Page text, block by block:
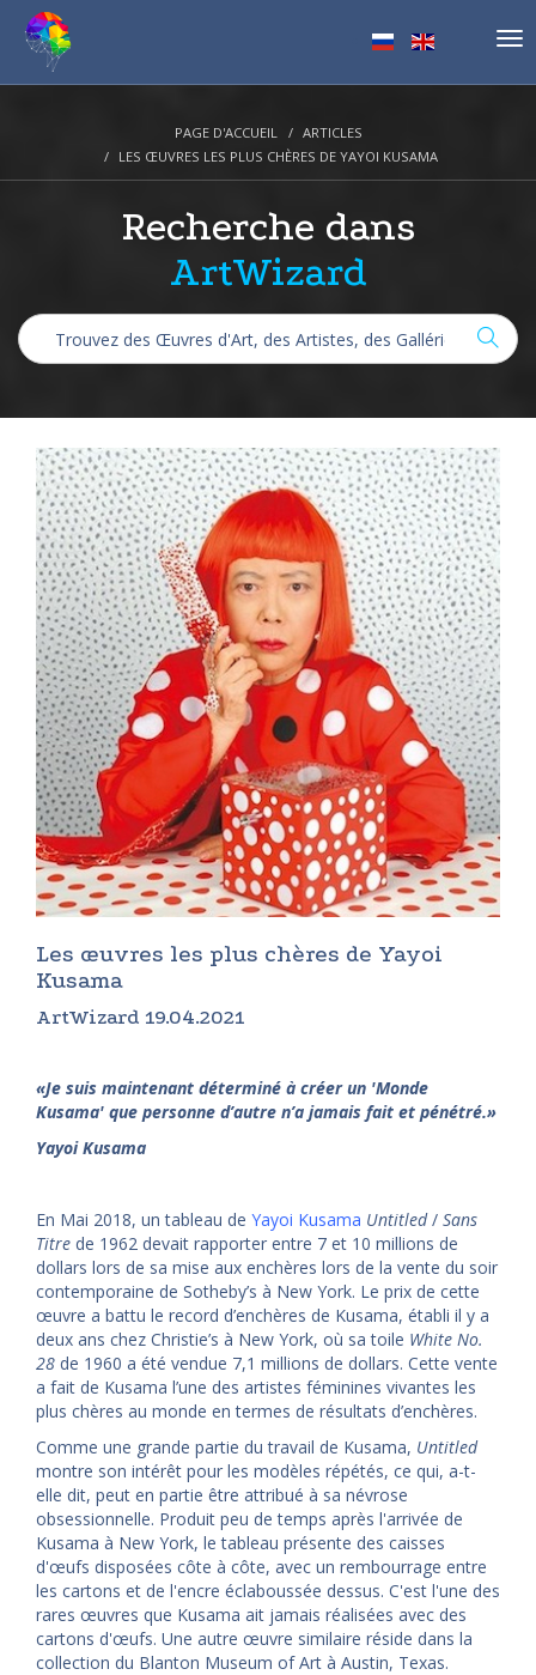
PAGE D'ACCUEIL
ARTICLES
LES ŒUVRES LES PLUS CHÈRES DE YAYOI KUSAMA
Recherche dans
ArtWizard
Les œuvres les plus chères de Yayoi
Kusama
ArtWizard 19.04.2021
«Je suis maintenant déterminé à créer un 'Monde
Kusama' que personne d’autre n’a jamais fait et pénétré.»
Yayoi Kusama
En Mai 2018, un tableau de Yayoi Kusama Untitled/ Sans
Titre de 1962 devait rapporter entre 7 et 10 millions de
dollars lors de sa mise aux enchères lors de la vente du soir
contemporaine de Sotheby’s à New York. Le prix de cette
œuvre a battu le record d’enchères de Kusama, établi il y a
deux ans chez Christie’s à New York, où sa toile White No.
28 de 1960 a été vendue 7,1 millions de dollars. Cette vente
a fait de Kusama l’une des artistes féminines vivantes les
plus chères au monde en termes de résultats d’enchères.
Comme une grande partie du travail de Kusama, Untitled
montre son intérêt pour les modèles répétés, ce qui, a-t-
elle dit, peut en partie être attribué à sa névrose
obsessionnelle. Produit peu de temps après l'arrivée de
Kusama à New York, le tableau présente des caisses
d'œufs disposées côte à côte, avec un rembourrage entre
les cartons et de l'encre éclaboussée dessus. C'est l'une des
rares œuvres que Kusama ait jamais réalisées avec des
cartons d'œufs. Une autre œuvre similaire réside dans la
collection du Blanton Museum of Art à Austin, Texas.